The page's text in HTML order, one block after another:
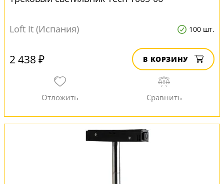
Loft It (Испания) 100 шт.
2 438 ₽ В КОРЗИНУ